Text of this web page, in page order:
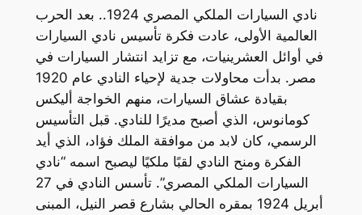
نادي السيارات الملكي المصري 1924.. بعد الحرب
العالمية الأولى، عادت فكرة تأسيس نادي السيارات
في أوائل العشرينيات، مع تزايد انتشار السيارات في
مصر. بدأت محاولات جدية لإحياء النادي عام 1920
بقيادة عشاق السيارات، منهم الخواجة أليكس
كومانوس، الذي أصبح مديرًا للنادي. قبل التأسيس
الرسمي، كان لابد من موافقة الملك فؤاد، الذي أيد
الفكرة ومنح النادي لقبًا ملكيًا ليصبح اسمه “نادي
السيارات الملكي المصري”. تأسس النادي في 27
أبريل 1924 بمقره الحالي بشارع قصر النيل، المبنى